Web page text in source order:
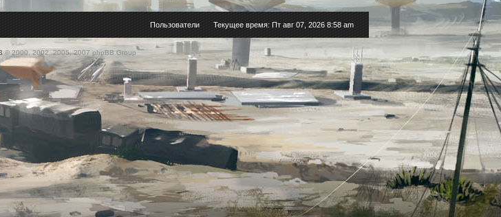
Пользователи Текущее время: Пт авг 07, 2026 8:58 am
© 2000, 2002, 2005, 2007 phpBB Group